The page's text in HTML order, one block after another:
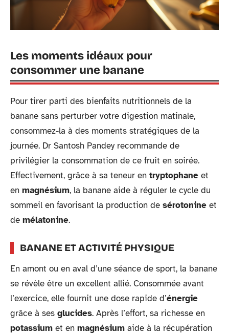
Les moments idéaux pour
consommer une banane
Pour tirer parti des bienfaits nutritionnels de la
banane sans perturber votre digestion matinale,
consommez-la à des moments stratégiques de la
journée. Dr Santosh Pandey recommande de
privilégier la consommation de ce fruit en soirée.
Effectivement, grâce à sa teneur en tryptophane et
en magnésium, la banane aide à réguler le cycle du
sommeil en favorisant la production de sérotonine et
de mélatonine.
BANANE ET ACTIVITÉ PHYSIQUE
En amont ou en aval d’une séance de sport, la banane
se révèle être un excellent allié. Consommée avant
l’exercice, elle fournit une dose rapide d’énergie
grâce à ses glucides. Après l’effort, sa richesse en
potassium et en magnésium aide à la récupération